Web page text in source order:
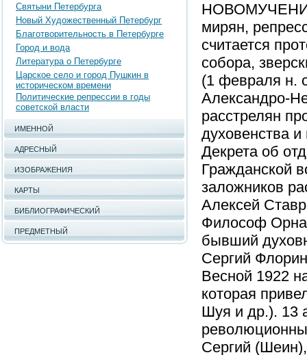
Святыни Петербурга
Новый Художественный Петербург
Благотворительность в Петербурге
Город и вода
Литература о Петербурге
Царское село и город Пушкин в
историческом времени
Политические репрессии в годы
советской власти
ИМЕННОЙ
АДРЕСНЫЙ
ИЗОБРАЖЕНИЯ
КАРТЫ
БИБЛИОГРАФИЧЕСКИЙ
ПРЕДМЕТНЫЙ
мирян,
считается
собора,
(1 февраля н.
Александро-
расстрелян
духовенства и
Декрета об
Гражданской
заложников
Алексей
Философ
бывший
Сергий
Весной 1922
которая
Шуя и др.). 13
Сергий